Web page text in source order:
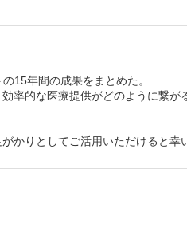
必要性
しての「死亡」
帰分析による死亡予測因子の同定
亡予測モデル
した「症例数－アウトカム関係」の検討
を利用したICU患者の死亡予測モデル
15年間の成果をまとめた。
率的な医療提供がどのように繋
かりとしてご活用いただけると幸